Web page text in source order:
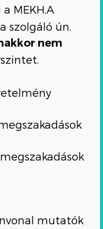
MEKH.A
szolgáló ún.
nem
mutatók